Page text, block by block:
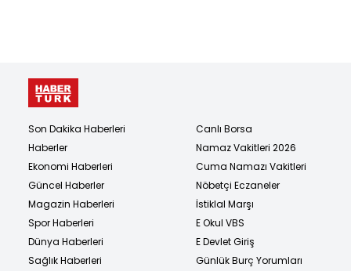
Son Dakika Haberleri
Haberler
Ekonomi Haberleri
Güncel Haberler
Magazin Haberleri
Spor Haberleri
Dünya Haberleri
Sağlık Haberleri
Canlı Borsa
Namaz Vakitleri 2026
Cuma Namazı Vakitleri
Nöbetçi Eczaneler
İstiklal Marşı
E Okul VBS
E Devlet Giriş
Günlük Burç Yorumları